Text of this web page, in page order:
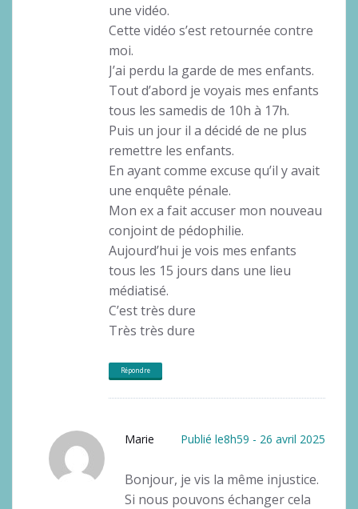
une vidéo.
Cette vidéo s’est retournée contre
moi.
J’ai perdu la garde de mes enfants.
Tout d’abord je voyais mes enfants
tous les samedis de 10h à 17h.
Puis un jour il a décidé de ne plus
remettre les enfants.
En ayant comme excuse qu’il y avait
une enquête pénale.
Mon ex a fait accuser mon nouveau
conjoint de pédophilie.
Aujourd’hui je vois mes enfants
tous les 15 jours dans une lieu
médiatisé.
C’est très dure
Très très dure
Répondre
Marie Publié le8h59 - 26 avril 2025
Bonjour, je vis la même injustice.
Si nous pouvons échanger cela